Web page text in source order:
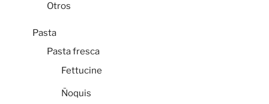
Otros
Pasta
Pasta fresca
Fettucine
Ñoquis